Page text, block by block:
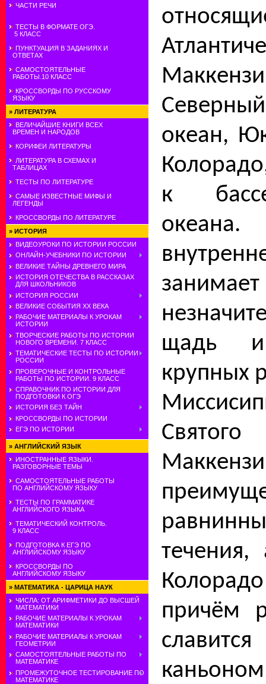
ЧАСТИ РЕЧИ
ТЕСТЫ В ФОРМАТЕ ОГЭ.
5 КЛАСС
ПУНКТУАЦИЯ В ЗАДАНИЯХ И
ОТВЕТАХ
САМОСТОЯТЕЛЬНЫЕ
РАБОТЫ.10 КЛАСС
КРОССВОРДЫ ПО РУССКОМУ
ЯЗЫКУ
» ЛИТЕРАТУРА
ВЕЛИЧАЙШИЕ КНИГИ ВСЕХ
ВРЕМЕН И НАРОДОВ
КОРИФЕИ ЛИТЕРАТУРЫ
ЛИТЕРАТУРА В СХЕМАХ И
ТАБЛИЦАХ
ТЕСТЫ ПО ЛИТЕРАТУРЕ
САМЫЕ ИЗВЕСТНЫЕ МИФЫ И
ЛЕГЕНДЫ
КРОССВОРДЫ ПО ЛИТЕРАТУРЕ
» ИСТОРИЯ
ВИДЕОУРОКИ ПО ИСТОРИИ РОССИИ
ОНЛАЙН-УЧЕБНИКИ ПО ИСТОРИИ
ВЕЛИКИЕ ТАЙНЫ ДРЕВНЕГО МИРА
ИСТОРИЯ ОТЕЧЕСТВА В РАССКАЗАХ
ДЛЯ ШКОЛЬНИКОВ
ИСТОРИЯ РОССИИ
ВЕЛИКИЕ СОБЫТИЯ ХХ ВЕКА
РАБОЧИЕ МАТЕРИАЛЫ К УРОКАМ
ИСТОРИИ
ТВОРЧЕСКИЕ РАБОТЫ ПО ИСТОРИИ
НОВОГО ВРЕМЕНИ. 7 КЛАСС
ТЕМАТИЧЕСКИЕ ТЕСТЫ ПО ИСТОРИИ
РОССИИ
ПРОВЕРОЧНЫЕ И КОНТРОЛЬНЫЕ
РАБОТЫ ПО ИСТОРИИ. 9 КЛАСС
СПРАВОЧНИК ПО ИСТОРИИ ДЛЯ
ПОДГОТОВКИ К ОГЭ
ИСТОРИЯ БЕЗ ТАЙН
КРОССВОРДЫ ПО ИСТОРИИ
ЕГЭ ПО ИСТОРИИ
» АНГЛИЙСКИЙ ЯЗЫК
ИНОСТРАННЫЕ ЯЗЫКИ.
РАЗГОВОРНЫЕ ТЕМЫ
САМОСТОЯТЕЛЬНЫЕ РАБОТЫ
ПО АНГЛИЙСКОМУ ЯЗЫКУ
ТЕСТЫ ПО ГРАММАТИКЕ
АНГЛИЙСКОГО ЯЗЫКА
ТЕМАТИЧЕСКИЙ КОНТРОЛЬ.
9 КЛАСС
ПОДГОТОВКА К ЕГЭ ПО
АНГЛИЙСКОМУ ЯЗЫКУ
КРОССВОРДЫ ПО
АНГЛИЙСКОМУ ЯЗЫКУ
» МАТЕМАТИКА - ЦАРИЦА НАУК
ЧИСЛА: ОТ АРИФМЕТИКИ ДО ВЫСШЕЙ
МАТЕМАТИКИ
РАБОЧИЕ МАТЕРИАЛЫ К УРОКАМ
МАТЕМАТИКИ
РАБОЧИЕ МАТЕРИАЛЫ К УРОКАМ
ГЕОМЕТРИИ
САМОСТОЯТЕЛЬНЫЕ РАБОТЫ ПО
МАТЕМАТИКЕ
ПРОМЕЖУТОЧНОЕ ТЕСТИРОВАНИЕ ПО
МАТЕМАТИКЕ
оке­ан,
к
занимает
щадь
крупных
причём